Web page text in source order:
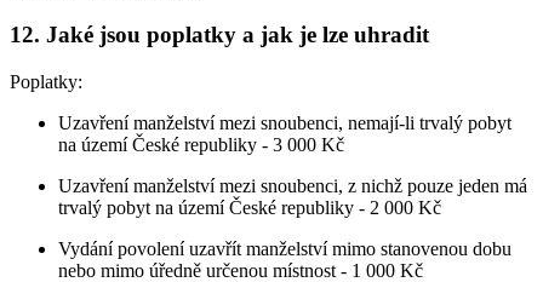
12. Jaké jsou poplatky a jak je lze uhradit
Poplatky:
Uzavření manželství mezi snoubenci, nemají-li trvalý pobyt
na území České republiky - 3 000 Kč
Uzavření manželství mezi snoubenci, z nichž pouze jeden má
trvalý pobyt na území České republiky - 2 000 Kč
Vydání povolení uzavřít manželství mimo stanovenou dobu
nebo mimo úředně určenou místnost - 1 000 Kč